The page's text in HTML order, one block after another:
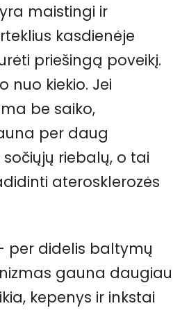
maistingi ir
kasdienėje
priešingą poveikį.
nuo kiekio. Jei
be saiko,
per daug
riebalų, o tai
aterosklerozės
per didelis baltymų
gauna daugiau
kepenys ir inkstai